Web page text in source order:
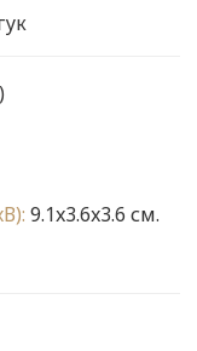
9.1x3.6x3.6 см.